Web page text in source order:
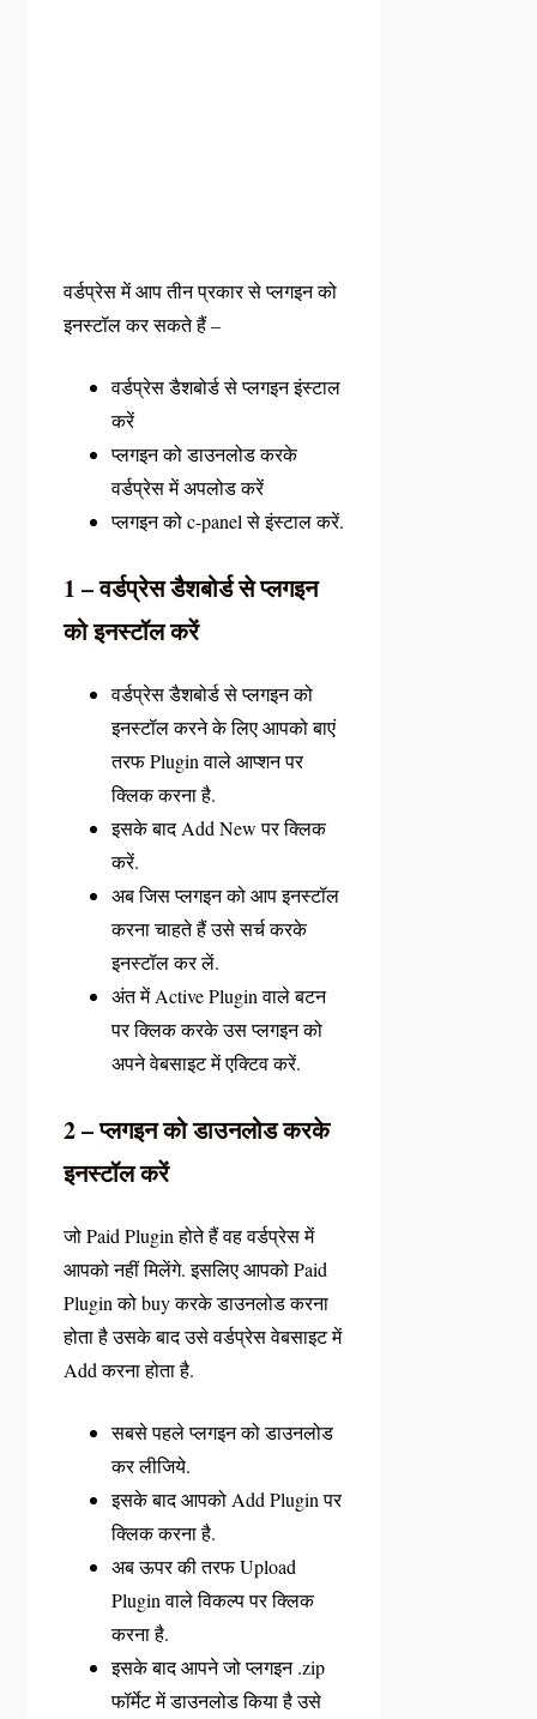
वर्डप्रेस में आप तीन प्रकार से प्लगइन को
इनस्टॉल कर सकते हैं –
वर्डप्रेस डैशबोर्ड से प्लगइन इंस्टाल
करें
प्लगइन को डाउनलोड करके
वर्डप्रेस में अपलोड करें
प्लगइन को c-panel से इंस्टाल करें.
1 – वर्डप्रेस डैशबोर्ड से प्लगइन
को इनस्टॉल करें
वर्डप्रेस डैशबोर्ड से प्लगइन को
इनस्टॉल करने के लिए आपको बाएं
तरफ Plugin वाले आप्शन पर
क्लिक करना है.
इसके बाद Add New पर क्लिक
करें.
अब जिस प्लगइन को आप इनस्टॉल
करना चाहते हैं उसे सर्च करके
इनस्टॉल कर लें.
अंत में Active Plugin वाले बटन
पर क्लिक करके उस प्लगइन को
अपने वेबसाइट में एक्टिव करें.
2 – प्लगइन को डाउनलोड करके
इनस्टॉल करें
जो Paid Plugin होते हैं वह वर्डप्रेस में
आपको नहीं मिलेंगे. इसलिए आपको Paid
Plugin को buy करके डाउनलोड करना
होता है उसके बाद उसे वर्डप्रेस वेबसाइट में
Add करना होता है.
सबसे पहले प्लगइन को डाउनलोड
कर लीजिये.
इसके बाद आपको Add Pluginपर
क्लिक करना है.
अब ऊपर की तरफ Upload
Plugin वाले विकल्प पर क्लिक
करना है.
इसके बाद आपने जो प्लगइन .zip
फॉर्मेट में डाउनलोड किया है उसे